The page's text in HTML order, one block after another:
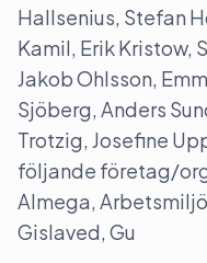
Hallsenius, Stefan
Kamil, Erik Kristow,
Jakob Ohlsson,
Sjöberg, Anders
Trotzig, Josefine
följande företag/
Almega,
Gislaved, Gu